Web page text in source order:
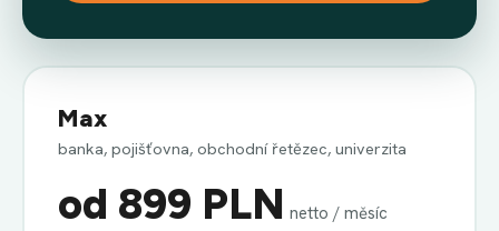
Max
banka, pojišťovna, obchodní řetězec, univerzita
od 899 PLN netto / měsíc